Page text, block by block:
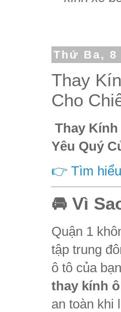
Thứ Ba, 8
Thay
Cho
Thay Kính
Yêu Quý
👉 Tìm
🚘 Vì
Quận 1
tập trung
ô tô của
thay kính
an toàn khi